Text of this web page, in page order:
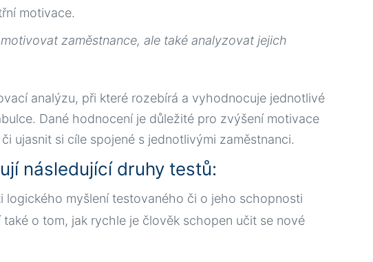
motivace.
zaměstnance, ale také analyzovat jejich
analýzu, při které rozebírá a vyhodnocuje jednotlivé
Dané hodnocení je důležité pro zvýšení motivace
ujasnit si cíle spojené s jednotlivými zaměstnanci.
následující druhy testů:
logického myšlení testovaného či o jeho schopnosti
o tom, jak rychle je člověk schopen učit se nové